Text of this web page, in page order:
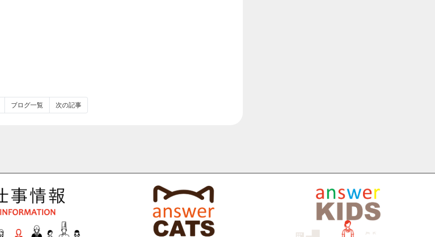
ブログ一覧 次の記事